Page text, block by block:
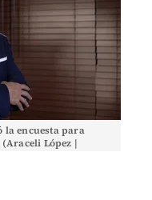
la encuesta para
López |